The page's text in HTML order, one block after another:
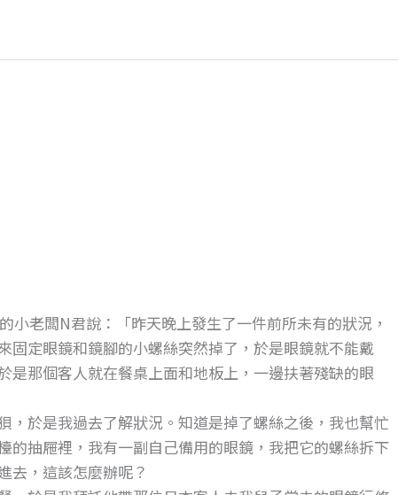
小老闆N君說：「昨天晚上發生了一件前所未有的狀況，
固定眼鏡和鏡腳的小螺絲突然掉了，於是眼鏡就不能戴
是那個客人就在餐桌上面和地板上，一邊扶著殘缺的眼
，於是我過去了解狀況。知道是掉了螺絲之後，我也幫忙
的抽屜裡，我有一副自己備用的眼鏡，我把它的螺絲拆下
去，這該怎麼辦呢？